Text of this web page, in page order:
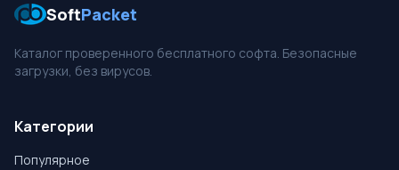
SoftPacket
Каталог проверенного бесплатного софта. Безопасные
загрузки, без вирусов.
Категории
Популярное